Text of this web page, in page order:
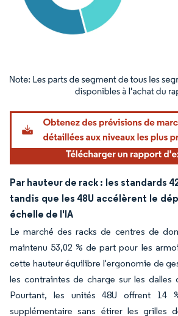
Image © Mordor Intelligence. La réutilisation
Par hauteur de rack : les standards
tandis que les 48U accélèrent le
échelle de l'IA
Le marché des racks de centres de
maintenu 53,02 % de part pour les
cette hauteur équilibre l'ergonomie de
les contraintes de charge sur les dalles
Pourtant, les unités 48U offrent 14
supplémentaire sans étirer les grilles